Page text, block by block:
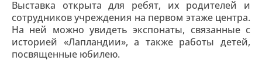
Выставка открыта для ребят, их родителей и
сотрудников учреждения на первом этаже центра.
На ней можно увидеть экспонаты, связанные с
историей «Лапландии», а также работы детей,
посвященные юбилею.